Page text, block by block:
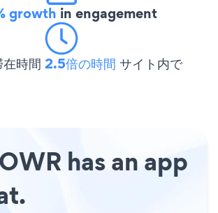
growth in engagement
時間 2.5倍の時間 サイト内で
has an app